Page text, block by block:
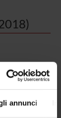
annunci